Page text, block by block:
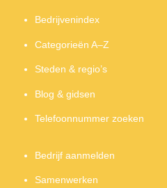
Bedrijvenindex
Categorieën A–Z
Steden & regio’s
Blog & gidsen
Telefoonnummer zoeken
Bedrijf aanmelden
Samenwerken